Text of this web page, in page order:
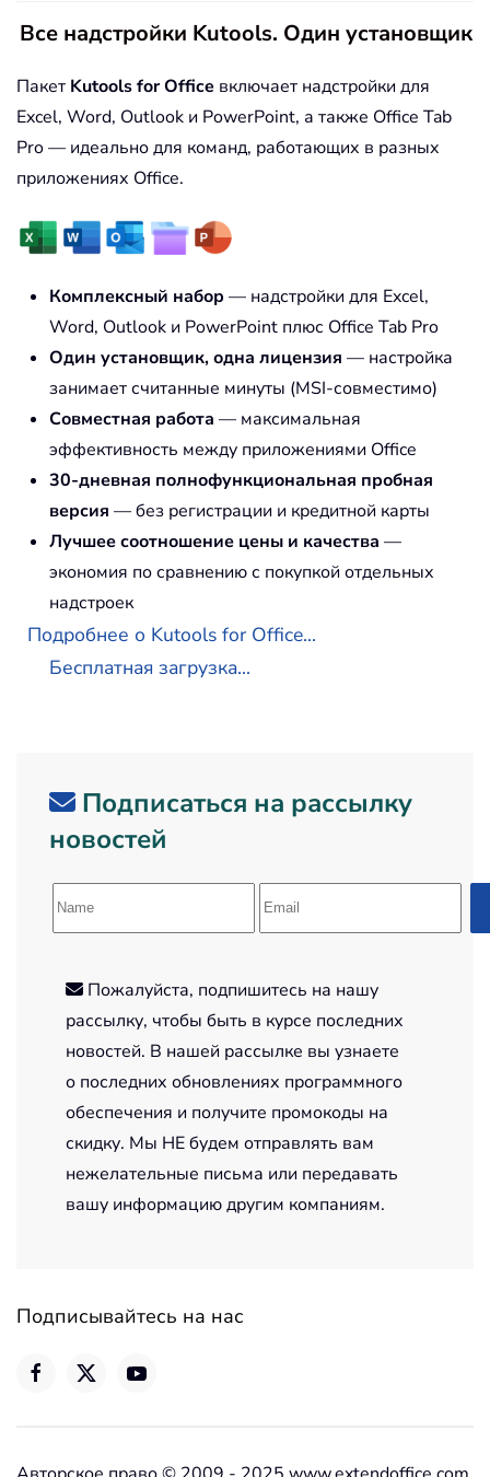
Все надстройки Kutools. Один установщик
Пакет Kutools for Office включает надстройки для
Excel, Word, Outlook и PowerPoint, а также Office Tab
Pro — идеально для команд, работающих в разных
приложениях Office.
Комплексный набор — надстройки для Excel,
Word, Outlook и PowerPoint плюс Office Tab Pro
Один установщик, одна лицензия — настройка
занимает считанные минуты (MSI-совместимо)
Совместная работа — максимальная
эффективность между приложениями Office
30-дневная полнофункциональная пробная
версия — без регистрации и кредитной карты
Лучшее соотношение цены и качества —
экономия по сравнению с покупкой отдельных
надстроек
Подробнее о Kutools for Office...
Бесплатная загрузка...
Подписаться на рассылку
новостей
Пожалуйста, подпишитесь на нашу
рассылку, чтобы быть в курсе последних
новостей. В нашей рассылке вы узнаете
о последних обновлениях программного
обеспечения и получите промокоды на
скидку. Мы НЕ будем отправлять вам
нежелательные письма или передавать
вашу информацию другим компаниям.
Подписывайтесь на нас